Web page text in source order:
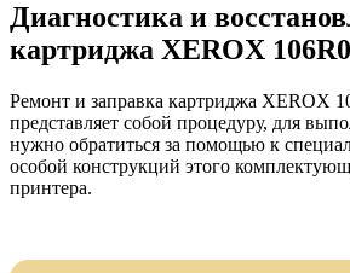
Диагностика и
картриджа XEROX
Ремонт и заправка картриджа XEROX
представляет собой процедуру, для
нужно обратиться за помощью к
особой конструкций этого
принтера.